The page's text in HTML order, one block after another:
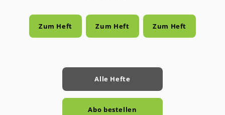
Zum Heft Zum Heft Zum Heft
Alle Hefte
Abo bestellen